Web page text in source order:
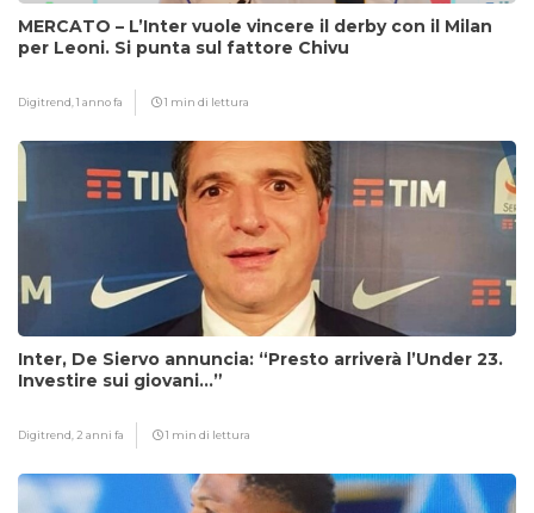
MERCATO – L’Inter vuole vincere il derby con il Milan
per Leoni. Si punta sul fattore Chivu
Digitrend,1 anno fa 1 min di lettura
Inter, De Siervo annuncia: “Presto arriverà l’Under 23.
Investire sui giovani…”
Digitrend, 2 anni fa 1 min di lettura